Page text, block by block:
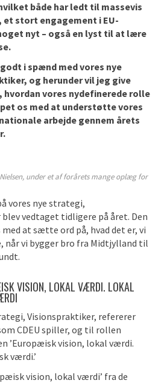
både har ledt til massevis
et stort engagement i EU-
nyt – også en lyst til at lære
i spænd med vores nye
og herunder vil jeg give
hvordan vores nydefinerede rolle
os med at understøtte vores
arbejde gennem årets
Nielsen, under et af forårets mange oplæg for
vores nye strategi,
blev vedtaget tidligere på året. Den
at sætte ord på, hvad det er, vi
når vi bygger bro fra Midtjylland til
VISION, LOKAL VÆRDI. LOKAL
Visionspraktiker, refererer
CDEU spiller, og til rollen
’Europæisk vision, lokal værdi.
værdi.’
vision, lokal værdi’ fra de